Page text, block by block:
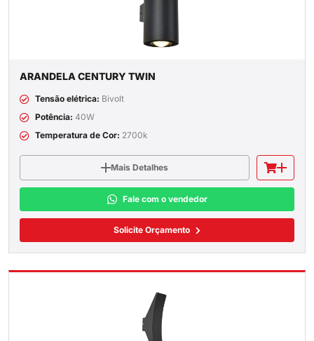
ARANDELA CENTURY TWIN
Tensão elétrica: Bivolt
Potência: 40W
Temperatura de Cor: 2700k
Mais Detalhes
Fale com o vendedor
Solicite Orçamento